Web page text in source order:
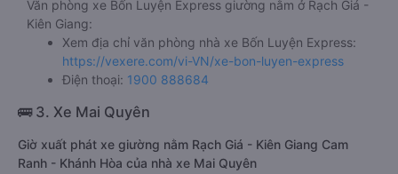
Văn phòng xe Bốn Luyện Express giường nằm ở Rạch Giá -
Kiên Giang:
Xem địa chỉ văn phòng nhà xe Bốn Luyện Express:
https://vexere.com/vi-VN/xe-bon-luyen-express
Điện thoại: 1900 888684
🚌 3. Xe Mai Quyên
Giờ xuất phát xe giường nằm Rạch Giá - Kiên Giang Cam
Ranh - Khánh Hòa của nhà xe Mai Quyên